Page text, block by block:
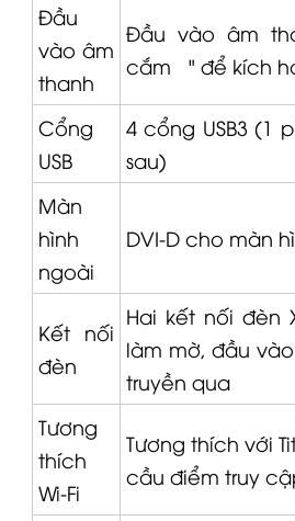
Đầu
vào âm
thanh
Đầu vào âm
cắm ¼" để kích
Cổng
USB
4 cổng USB3 (1
sau)
Màn
hình
ngoài
DVI-D cho màn
Kết nối
đèn
Hai kết nối đèn
làm mờ, đầu
truyền qua
Tương
thích
Wi-Fi
Tương thích với
cầu điểm truy